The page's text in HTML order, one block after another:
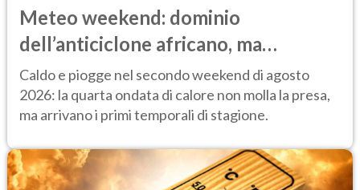
Meteo weekend: dominio
dell’anticiclone africano, ma
attenzione ai temporali intensi. Le
previsioni
Caldo e piogge nel secondo weekend di agosto
2026: la quarta ondata di calore non molla la presa,
ma arrivano i primi temporali di stagione.